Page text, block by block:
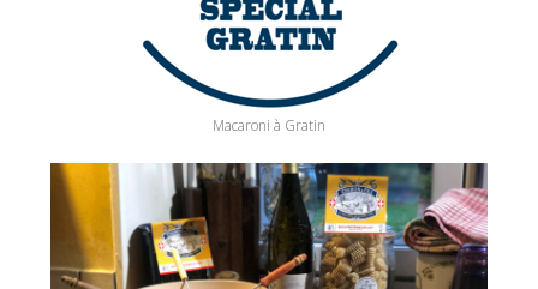
Macaroni à Gratin